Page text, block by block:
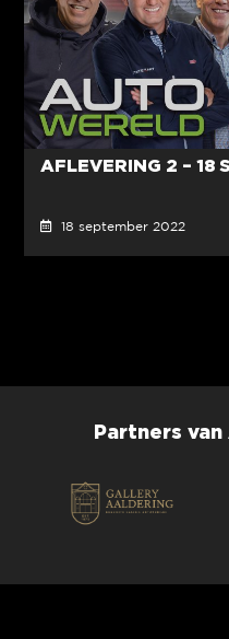
AFLEVERING 2 – 18
18 september 2022
Partners